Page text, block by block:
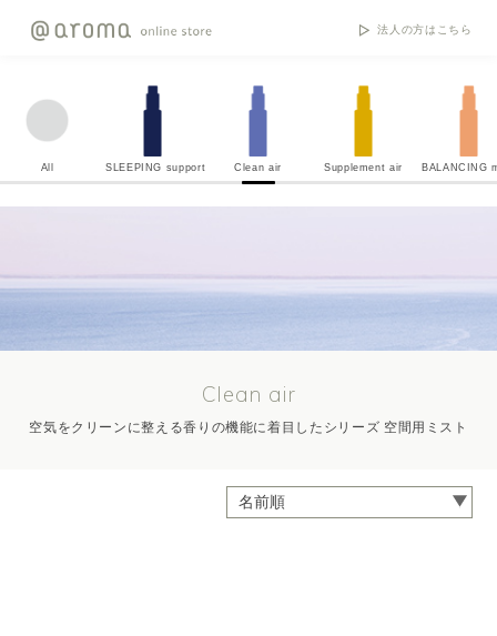
法人の方はこちら
All SLEEPING support Clean air Supplement air BALANCING
Clean air
空気をクリーンに整える香りの機能に着目したシリーズ 空間用ミスト